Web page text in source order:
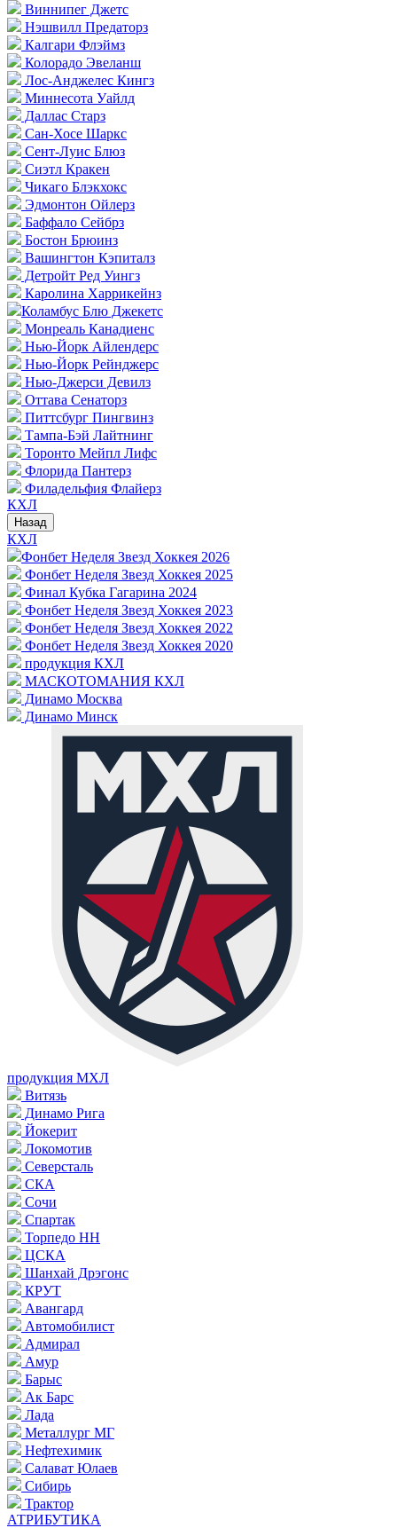
Виннипег Джетс
Нэшвилл Предаторз
Калгари Флэймз
Колорадо Эвеланш
Лос-Анджелес Кингз
Миннесота Уайлд
Даллас Старз
Сан-Хосе Шаркс
Сент-Луис Блюз
Сиэтл Кракен
Чикаго Блэкхокс
Эдмонтон Ойлерз
Баффало Сейбрз
Бостон Брюинз
Вашингтон Кэпиталз
Детройт Ред Уингз
Каролина Харрикейнз
Коламбус Блю Джекетс
Монреаль Канадиенс
Нью-Йорк Айлендерс
Нью-Йорк Рейнджерс
Нью-Джерси Девилз
Оттава Сенаторз
Питтсбург Пингвинз
Тампа-Бэй Лайтнинг
Торонто Мейпл Лифс
Флорида Пантерз
Филадельфия Флайерз
КХЛ
Назад
КХЛ
Фонбет Неделя Звезд Хоккея 2026
Фонбет Неделя Звезд Хоккея 2025
Финал Кубка Гагарина 2024
Фонбет Неделя Звезд Хоккея 2023
Фонбет Неделя Звезд Хоккея 2022
Фонбет Неделя Звезд Хоккея 2020
продукция КХЛ
МАСКОТОМАНИЯ КХЛ
Динамо Москва
Динамо Минск
продукция МХЛ
Витязь
Динамо Рига
Йокерит
Локомотив
Северсталь
СКА
Сочи
Спартак
Торпедо НН
ЦСКА
Шанхай Дрэгонс
КРУТ
Авангард
Автомобилист
Адмирал
Амур
Барыс
Ак Барс
Лада
Металлург МГ
Нефтехимик
Салават Юлаев
Сибирь
Трактор
АТРИБУТИКА